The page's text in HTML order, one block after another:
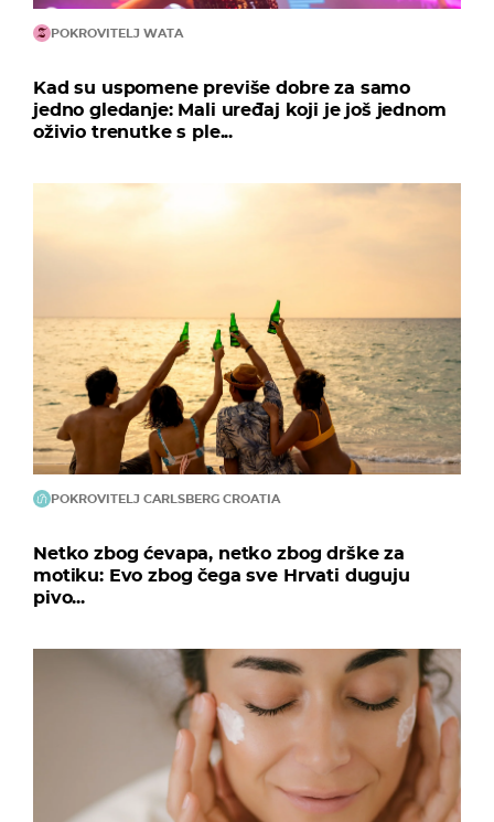
POKROVITELJ WATA
Kad su uspomene previše dobre za samo
jedno gledanje: Mali uređaj koji je još jednom
oživio trenutke s ple...
POKROVITELJ CARLSBERG CROATIA
Netko zbog ćevapa, netko zbog drške za
motiku: Evo zbog čega sve Hrvati duguju
pivo...